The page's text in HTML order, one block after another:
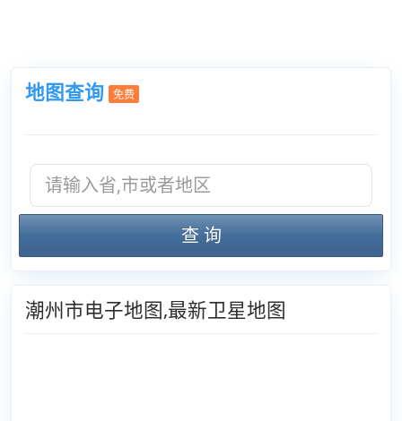
地图查询 免费
查 询
潮州市电子地图,最新卫星地图